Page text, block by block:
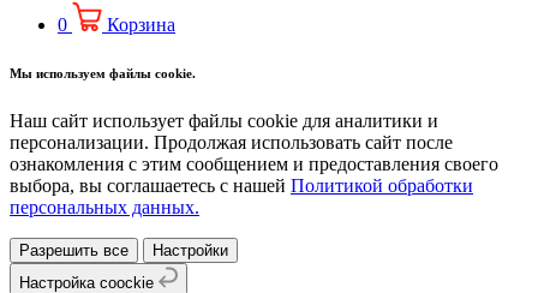
0
Корзина
Мы используем файлы cookie.
Наш сайт использует файлы cookie для аналитики и
персонализации. Продолжая использовать сайт после
ознакомления с этим сообщением и предоставления своего
выбора, вы соглашаетесь с нашей Политикой обработки
персональных данных.
Разрешить все
Настройки
Настройка coockie